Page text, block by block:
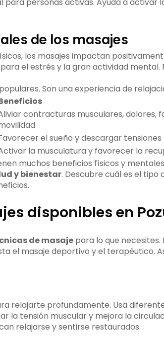
para personas activas. Ayuda a activar
de los masajes
los masajes impactan
el estrés y la gran actividad mental.
Son una experiencia de
contracturas musculares, dolores,
el sueño y descargar tensiones
la musculatura y favorecer la
muchos beneficios físicos y
y bienestar. Descubre cuál es el tipo
disponibles en
de masajepara lo que necesites.
el masaje deportivo y el terapéutico.
relajarte profundamente. Usa
la tensión muscular y mejora la
relajarse y sentirse restaurados.